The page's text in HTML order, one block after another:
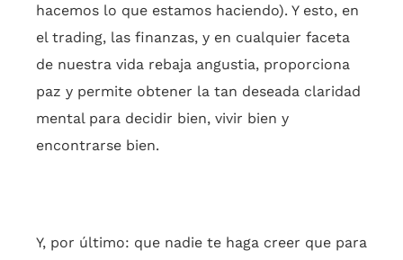
hacemos lo que estamos haciendo). Y esto, en
el trading, las finanzas, y en cualquier faceta
de nuestra vida rebaja angustia, proporciona
paz y permite obtener la tan deseada claridad
mental para decidir bien, vivir bien y
encontrarse bien.
Y, por último: que nadie te haga creer que para